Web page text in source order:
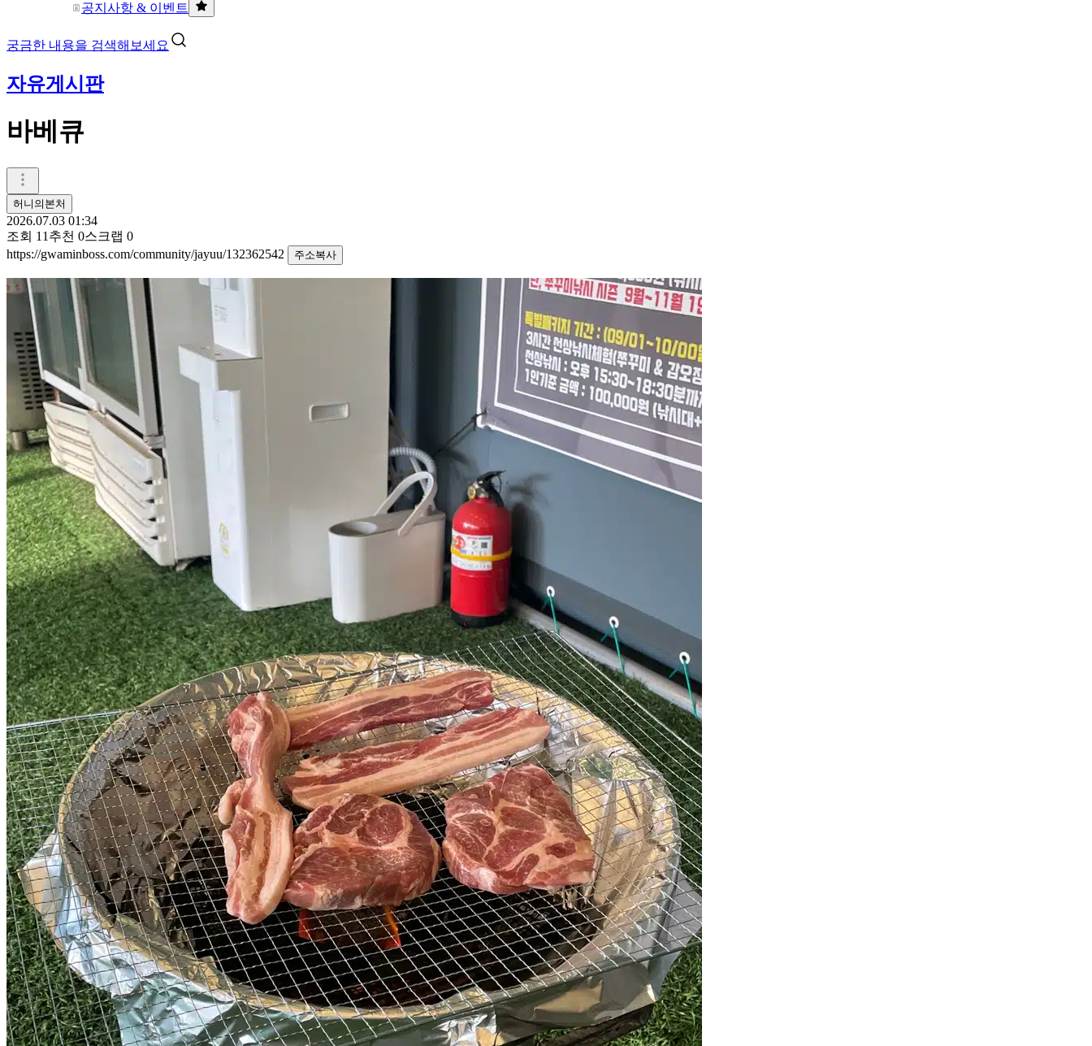
공지사항 & 이벤트
궁금한 내용을 검색해보세요
자유게시판
바베큐
허니의본처
2026.07.03 01:34
조회 11 추천 0스크랩 0
https://gwaminboss.com/community/jayuu/132362542
주소복사